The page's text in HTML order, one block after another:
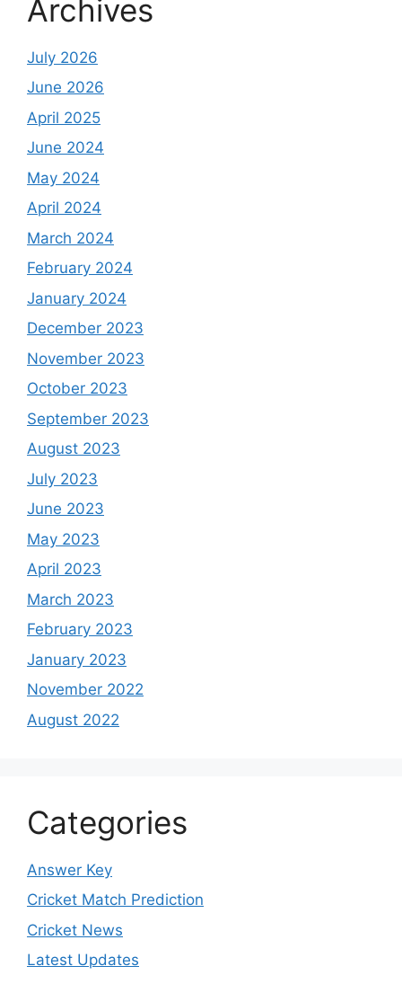
Archives
July 2026
June 2026
April 2025
June 2024
May 2024
April 2024
March 2024
February 2024
January 2024
December 2023
November 2023
October 2023
September 2023
August 2023
July 2023
June 2023
May 2023
April 2023
March 2023
February 2023
January 2023
November 2022
August 2022
Categories
Answer Key
Cricket Match Prediction
Cricket News
Latest Updates